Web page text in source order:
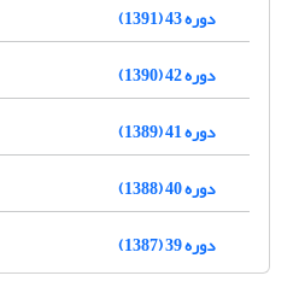
دوره 43 (1391)
دوره 42 (1390)
دوره 41 (1389)
دوره 40 (1388)
دوره 39 (1387)